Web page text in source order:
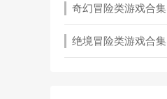
奇幻冒险类游戏合集
绝境冒险类游戏合集